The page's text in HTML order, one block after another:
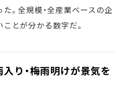
。全規模・全産業ベースの企
とが分かる数字だ。
り・梅雨明けが景気を